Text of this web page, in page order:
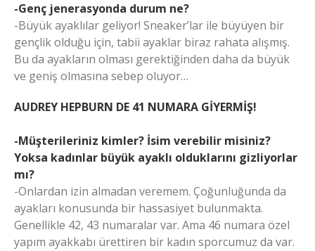
-Genç jenerasyonda durum ne?
-Büyük ayaklılar geliyor! Sneaker’lar ile büyüyen bir
gençlik olduğu için, tabii ayaklar biraz rahata alışmış.
Bu da ayakların olması gerektiğinden daha da büyük
ve geniş olmasına sebep oluyor…
AUDREY HEPBURN DE 41 NUMARA GİYERMİŞ!
-Müşterileriniz kimler? İsim verebilir misiniz?
Yoksa kadınlar büyük ayaklı olduklarını gizliyorlar
mı?
-Onlardan izin almadan veremem. Çoğunluğunda da
ayakları konusunda bir hassasiyet bulunmakta.
Genellikle 42, 43 numaralar var. Ama 46 numara özel
yapım ayakkabı ürettiren bir kadın sporcumuz da var.